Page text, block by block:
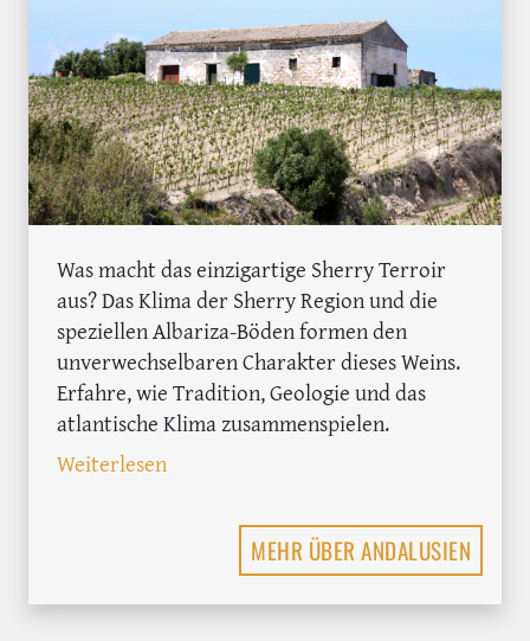
Was macht das einzigartige Sherry Terroir
aus? Das Klima der Sherry Region und die
speziellen Albariza-Böden formen den
unverwechselbaren Charakter dieses Weins.
Erfahre, wie Tradition, Geologie und das
atlantische Klima zusammenspielen.
Weiterlesen: Die geheime Magie des Sherrys:
MEHR ÜBER ANDALUSIEN